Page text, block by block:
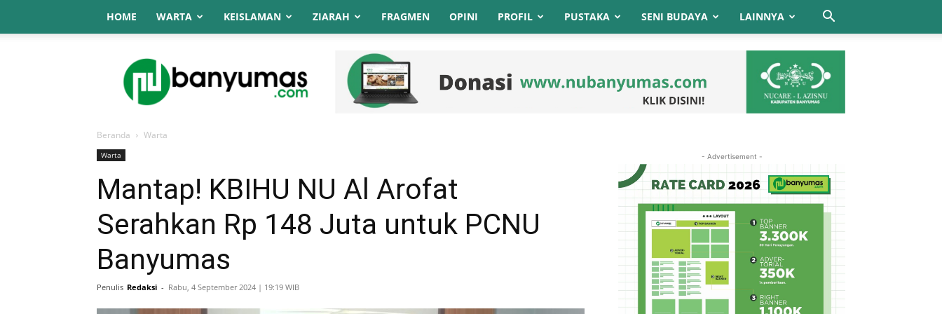
HOME WARTA KEISLAMAN ZIARAH FRAGMEN OPINI PROFIL PUSTAKA SENI BUDAYA LAINNYA
NU
Online
Banyumas
Beranda Warta
Warta
Mantap! KBIHU NU Al Arofat
Serahkan Rp 148 Juta untuk PCNU
Banyumas
Penulis Redaksi - Rabu, 4 September 2024 | 19:19 WIB
- Advertisement -